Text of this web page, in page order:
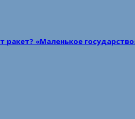
«Маленькое